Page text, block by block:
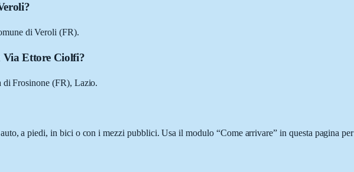
di Veroli (FR).
Via Ettore Ciolfi?
Frosinone (FR), Lazio.
a piedi, in bici o con i mezzi pubblici. Usa il modulo “Come arrivare” in questa pagina